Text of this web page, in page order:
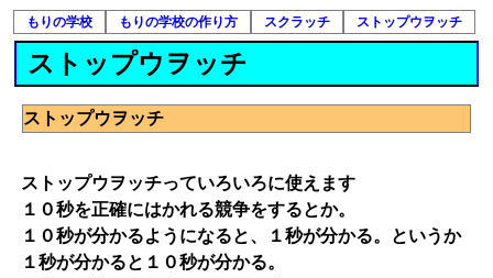
もりの学校 もりの学校の作り方 スクラッチ ストップウヲッチ
ストップウヲッチ
ストップウヲッチ
ストップウヲッチっていろいろに使えます
１０秒を正確にはかれる競争をするとか。
１０秒が分かるようになると、１秒が分かる。というか
１秒が分かると１０秒が分かる。